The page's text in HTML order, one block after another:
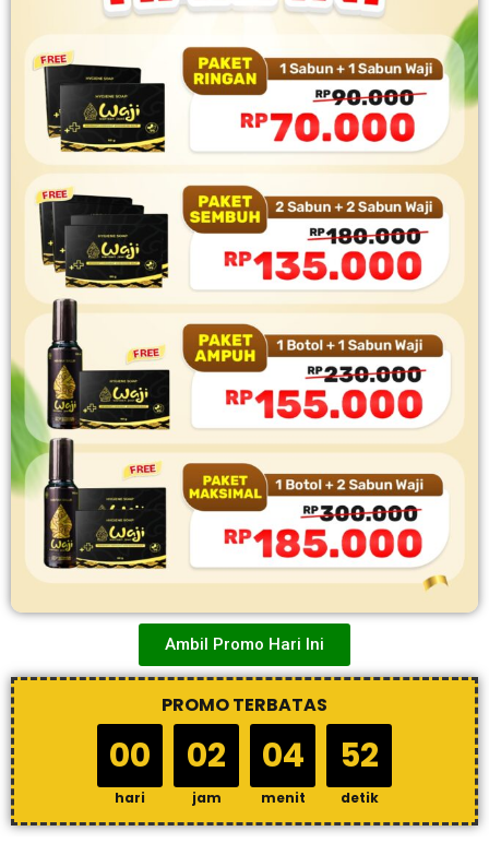
Ambil Promo Hari Ini
PROMO TERBATAS
00
hari
02
jam
04
menit
51
detik